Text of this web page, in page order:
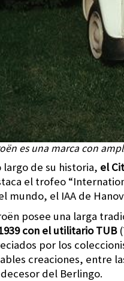
es una marca con
largo de su historia, el
el trofeo
mundo, el IAA de
posee una larga
con el utilitario TUB
por los
creaciones, entre
del Berlingo.